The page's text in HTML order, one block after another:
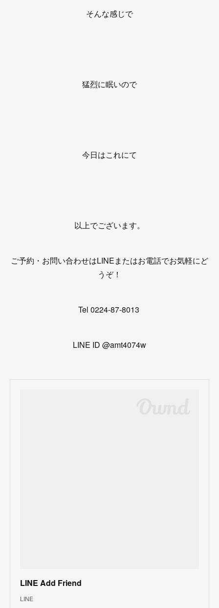
そんな感じで
猛烈に眠いので
今日はこれにて
以上でございます。
ご予約・お問い合わせはLINEまたはお電話でお気軽にど
うぞ！
Tel 0224-87-8013
LINE ID @amt4074w
LINE Add Friend
LINE